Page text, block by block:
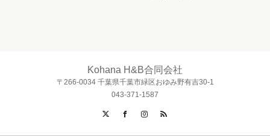
Kohana H&B合同会社
〒266-0034 千葉県千葉市緑区おゆみ野有吉30-1
043-371-1587
Twitter
FacebookInstagram